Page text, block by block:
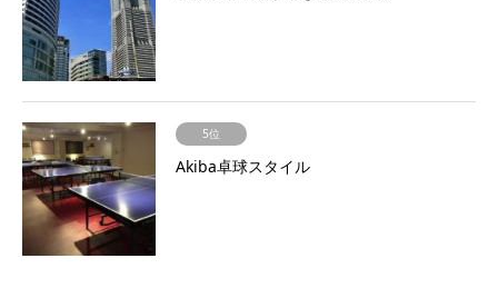
5位
Akiba卓球スタイル